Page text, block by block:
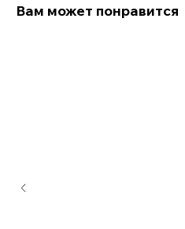
Вам может понравится